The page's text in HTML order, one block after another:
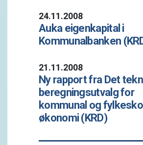
24.11.2008
Auka eigenkapital i
Kommunalbanken
21.11.2008
Ny rapport fra Det
beregningsutvalg for
kommunal og
økonomi (KRD)